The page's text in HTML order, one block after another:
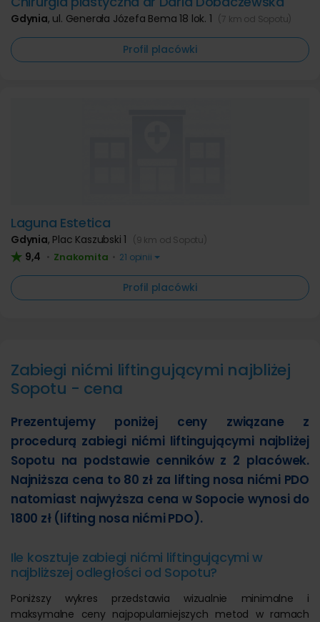
Gdynia, ul. Generała Józefa Bema 18 lok. 1 (7 km od Sopotu)
Profil placówki
Laguna Estetica
Gdynia, Plac Kaszubski 1 (9 km od Sopotu)
9,4 • Znakomita • 21 opinii
Profil placówki
Zabiegi nićmi liftingującymi najbliżej
Sopotu - cena
Prezentujemy poniżej ceny związane z
procedurą zabiegi nićmi liftingującymi najbliżej
Sopotu na podstawie cenników z 2 placówek.
Najniższa cena to 80 zł za lifting nosa nićmi PDO
natomiast najwyższa cena w Sopocie wynosi do
1800 zł (lifting nosa nićmi PDO).
Ile kosztuje zabiegi nićmi liftingującymi w
najbliższej odległości od Sopotu?
Poniższy wykres przedstawia wizualnie minimalne i
maksymalne ceny najpopularniejszych metod w ramach